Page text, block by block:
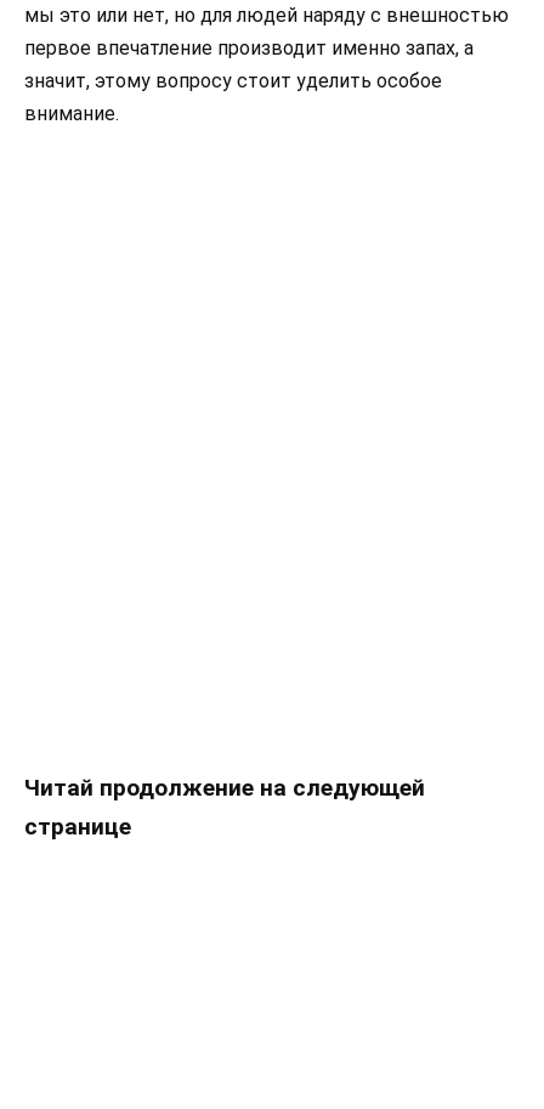
мы это или нет, но для людей наряду с внешностью
первое впечатление производит именно запах, а
значит, этому вопросу стоит уделить особое
внимание.
Читай продолжение на следующей
странице